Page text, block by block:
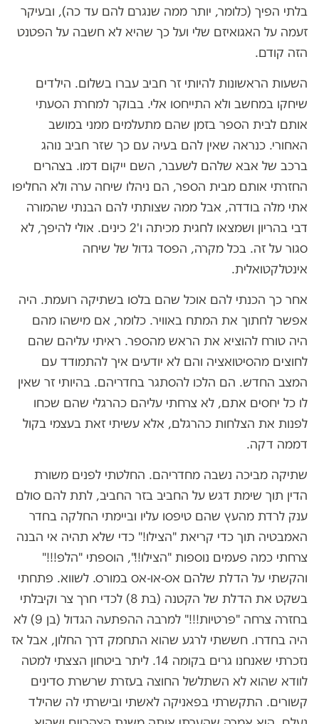
בלתי הפיך (כלומר, יותר ממה שנגרם להם עד כה), ובעיקר
זעמה על האגואיזם שלי ועל כך שהיא לא חשבה על הפטנט
הזה קודם.
השעות הראשונות להיותי זר חביב עברו בשלום. הילדים
שיחקו במחשב ולא התייחסו אלי. בבוקר למחרת הסעתי
אותם לבית הספר בזמן שהם מתעלמים ממני במושב
האחורי. כנראה שאין להם בעיה עם כך שזר חביב נוהג
ברכב של אבא שלהם לשעבר, השם ייקום דמו. בצהרים
החזרתי אותם מבית הספר, הם ניהלו שיחה ערה ולא החליפו
אתי מלה בודדה, אבל ממה שצותתי להם הבנתי שהמורה
דבי בהריון ושמצאו לחגית מכיתה ו'2 כינים. אולי להיפך, לא
סגור על זה. בכל מקרה, הפסד גדול של שיחה
אינטלקטואלית.
אחר כך הכנתי להם אוכל שהם בלסו בשתיקה רועמת. היה
אפשר לחתוך את המתח באוויר. כלומר, אם מישהו מהם
היה טורח להוציא את הראש מהספר. ראיתי עליהם שהם
לחוצים מהסיטואציה והם לא יודעים איך להתמודד עם
המצב החדש. הם הלכו להסתגר בחדריהם. בהיותי זר שאין
לו כל יחסים אתם, לא צרחתי עליהם כהרגלי שהם שכחו
לפנות את הצלחות כהרגלם, אלא עשיתי זאת בעצמי בקול
דממה דקה.
שתיקה מביכה נשבה מחדריהם. החלטתי לפנים משורת
הדין תוך שימת דגש על החביב בזר החביב, לתת להם סולם
ענק לרדת מהעץ שהם טיפסו עליו וביימתי החלקה בחדר
האמבטיה תוך כדי קריאת "הצילו!" כדי שלא תהיה אי הבנה
צרחתי כמה פעמים נוספות "הצילו!!", הוספתי "הלפ!!!"
והקשתי על הדלת שלהם אס-או-אס במורס. לשווא. פתחתי
בשקט את הדלת של הקטנה (בת 8) לכדי חרך צר וקיבלתי
בחזרה צרחה "פרטיות!!!" למרבה ההפתעה הגדול (בן 9) לא
היה בחדרו. חששתי לרגע שהוא התחמק דרך החלון, אבל אז
נזכרתי שאנחנו גרים בקומה 14. ליתר ביטחון הצצתי למטה
לוודא שהוא לא השתלשל החוצה בעזרת שרשרת סדינים
קשורים. התקשרתי בפאניקה לאשתי ובישרתי לה שהילד